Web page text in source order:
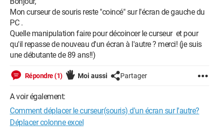
Mon curseur de souris reste "coincé" sur l'écran de gauche du
PC .
Quelle manipulation faire pour décoincer le curseur et pour
qu'il repasse de nouveau d'un écran à l'autre ? merci! (je suis
une débutante de 89 ans!!)
Répondre (1) Moi aussi Partager
A voir également:
Comment déplacer le curseur(souris) d'un écran sur l'autre?
Déplacer colonne excel